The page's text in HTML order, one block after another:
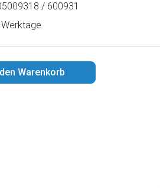
/ 600931
Warenkorb